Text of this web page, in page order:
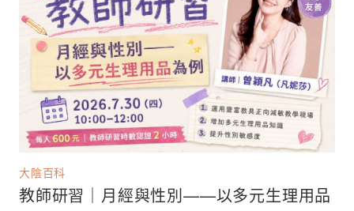
大陰百科
教師研習｜月經與性別——以多元生理用品